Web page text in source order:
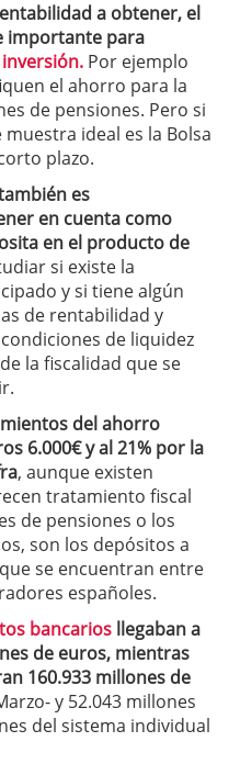
a obtener, el
importante para
Por ejemplo
el ahorro para la
de pensiones. Pero si
muestra ideal es la Bolsa
plazo.
es
en cuenta como
en el producto de
si existe la
y si tiene algún
de rentabilidad y
de liquidez
la fiscalidad que se
del ahorro
6.000€ y al 21% por la
, aunque existen
tratamiento fiscal
de pensiones o los
son los depósitos a
se encuentran entre
españoles.
bancarios llegaban a
de euros, mientras
160.933 millones de
y 52.043 millones
del sistema individual